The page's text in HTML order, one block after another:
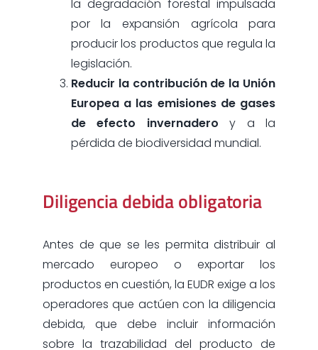
la degradación forestal impulsada
por la expansión agrícola para
producir los productos que regula la
legislación.
Reducir la contribución de la Unión
Europea a las emisiones de gases
de efecto invernadero y a la
pérdida de biodiversidad mundial.
Diligencia debida obligatoria
Antes de que se les permita distribuir al
mercado europeo o exportar los
productos en cuestión, la EUDR exige a los
operadores que actúen con la diligencia
debida, que debe incluir información
sobre la trazabilidad del producto de